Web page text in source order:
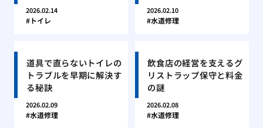
2026.02.14
トイレ
2026.02.10
水道修理
道具で直らないトイレの
トラブルを早期に解決す
る秘訣
2026.02.09
水道修理
飲食店の経営を支えるグ
リストラップ保守と料金
の謎
2026.02.08
水道修理